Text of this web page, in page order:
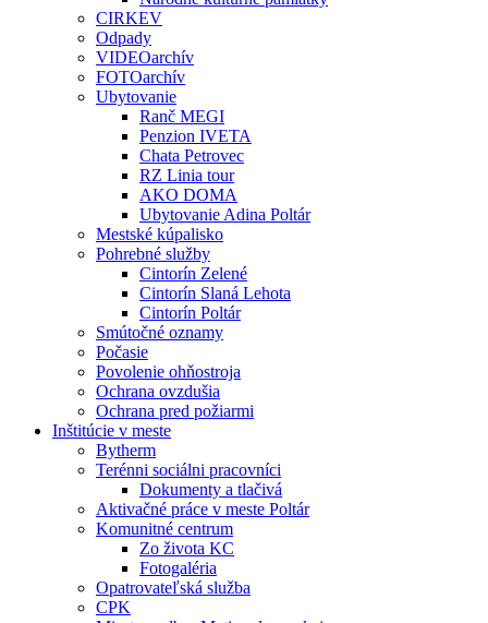
CIRKEV
Odpady
VIDEOarchív
FOTOarchív
Ubytovanie
Ranč MEGI
Penzion IVETA
Chata Petrovec
RZ Linia tour
AKO DOMA
Ubytovanie Adina Poltár
Mestské kúpalisko
Pohrebné služby
Cintorín Zelené
Cintorín Slaná Lehota
Cintorín Poltár
Smútočné oznamy
Počasie
Povolenie ohňostroja
Ochrana ovzdušia
Ochrana pred požiarmi
Inštitúcie v meste
Bytherm
Terénni sociálni pracovníci
Dokumenty a tlačivá
Aktivačné práce v meste Poltár
Komunitné centrum
Zo života KC
Fotogaléria
Opatrovateľská služba
CPK